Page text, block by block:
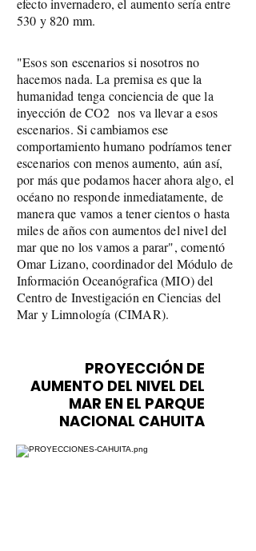
efecto invernadero, el aumento sería entre
530 y 820 mm.
"Esos son escenarios si nosotros no
hacemos nada. La premisa es que la
humanidad tenga conciencia de que la
inyección de CO2 nos va llevar a esos
escenarios. Si cambiamos ese
comportamiento humano podríamos tener
escenarios con menos aumento, aún así,
por más que podamos hacer ahora algo, el
océano no responde inmediatamente, de
manera que vamos a tener cientos o hasta
miles de años con aumentos del nivel del
mar que no los vamos a parar", comentó
Omar Lizano, coordinador del Módulo de
Información Oceanógrafica (MIO) del
Centro de Investigación en Ciencias del
Mar y Limnología (CIMAR).
PROYECCIÓN DE
AUMENTO DEL NIVEL DEL
MAR EN EL PARQUE
NACIONAL CAHUITA